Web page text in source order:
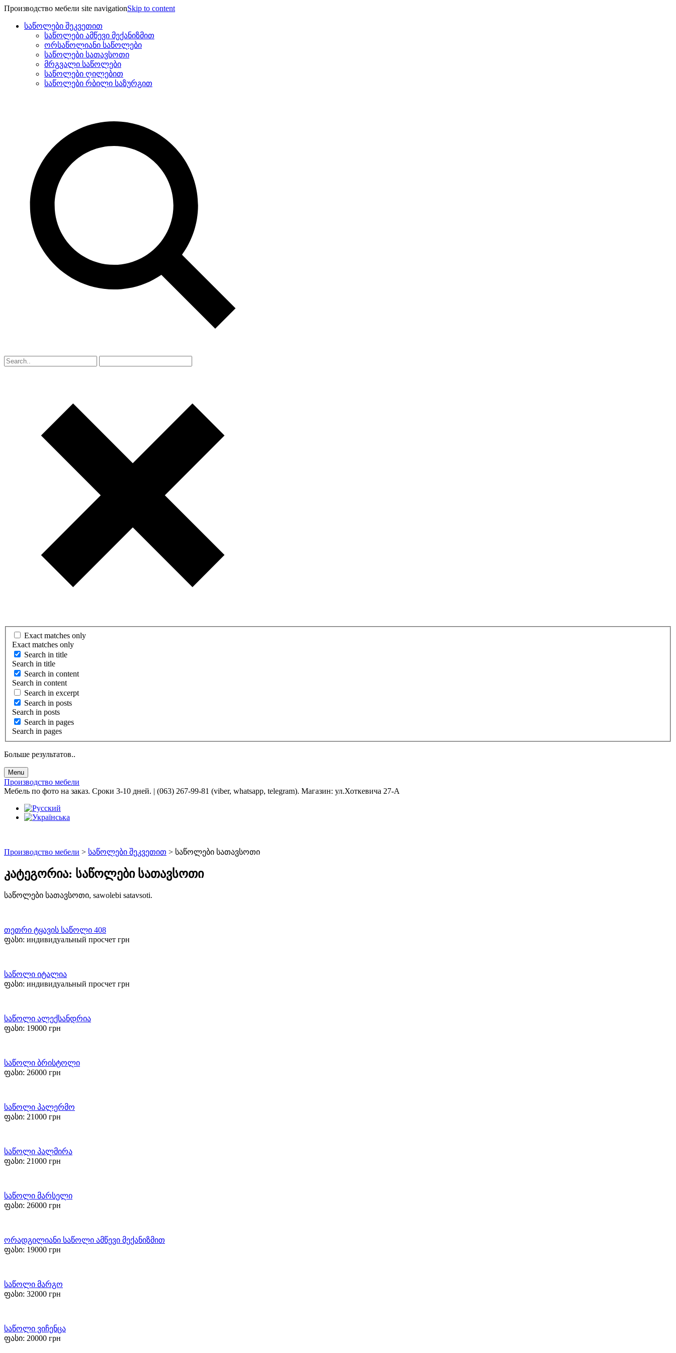
Производство мебели site navigationSkip to content
საწოლები შეკვეთით
საწოლები ამწევი მექანიზმით
ორსაწოლიანი საწოლები
საწოლები სათავსოთი
მრგვალი საწოლები
საწოლები ღილებით
საწოლები რბილი საზურგით
Exact matches only
Exact matches only
Search in title
Search in title
Search in content
Search in content
Search in excerpt
Search in posts
Search in posts
Search in pages
Search in pages
Больше результатов..
Menu
Производство мебели
Мебель по фото на заказ. Сроки 3-10 дней. | (063) 267-99-81 (viber, whatsapp, telegram). Магазин: ул.Хоткевича 27-А
Производство мебели > საწოლები შეკვეთით > საწოლები სათავსოთი
კატეგორია: საწოლები სათავსოთი
საწოლები სათავსოთი, sawolebi satavsoti.
თეთრი ტყავის საწოლი 408
ფასი: индивидуальный просчет грн
საწოლი იტალია
ფასი: индивидуальный просчет грн
საწოლი ალექსანდრია
ფასი: 19000 грн
საწოლი ბრისტოლი
ფასი: 26000 грн
საწოლი პალერმო
ფასი: 21000 грн
საწოლი პალმირა
ფასი: 21000 грн
საწოლი მარსელი
ფასი: 26000 грн
ორადგილიანი საწოლი ამწევი მექანიზმით
ფასი: 19000 грн
საწოლი მარგო
ფასი: 32000 грн
საწოლი ვიჩენცა
ფასი: 20000 грн